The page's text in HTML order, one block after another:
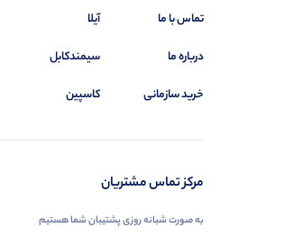
تماس با ما
درباره ما
خرید سازمانی
آیلا
سیمندکابل
کاسپین
مرکز تماس مشتریان
به صورت شبانه روزی پشتیبان شما هستیم